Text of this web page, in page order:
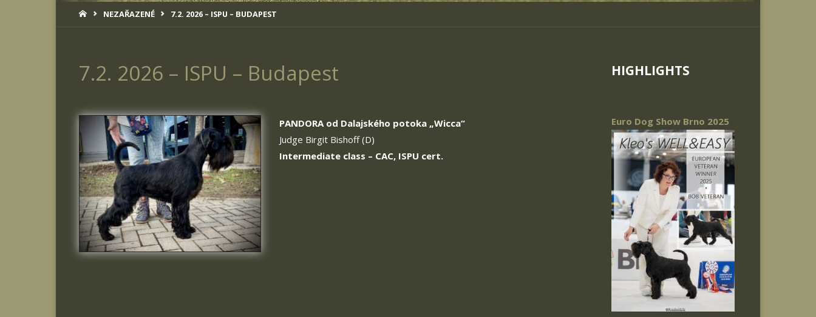
HOMENEZAŘAZENÉ 7.2. 2026 – ISPU – BUDAPEST
7.2. 2026 – ISPU – Budapest
PANDORA od Dalajského potoka „Wicca“
Judge Birgit Bishoff (D)
Intermediate class – CAC, ISPU cert.
HIGHLIGHTS
Euro Dog Show Brno 2025